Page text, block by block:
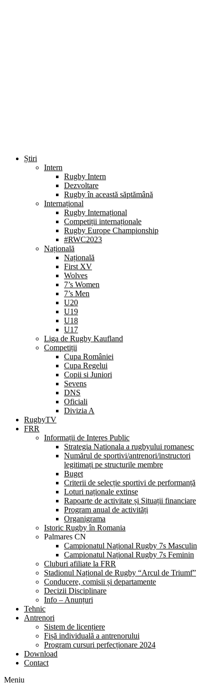
Știri
Intern
Rugby Intern
Dezvoltare
Rugby în această săptămână
Internațional
Rugby Internațional
Competiții internaționale
Rugby Europe Championship
#RWC2023
Națională
Națională
First XV
Wolves
7’s Women
7’s Men
U20
U19
U18
U17
Liga de Rugby Kaufland
Competiții
Cupa României
Cupa Regelui
Copii si Juniori
Sevens
DNS
Oficiali
Divizia A
RugbyTV
FRR
Informații de Interes Public
Strategia Nationala a rugbyului romanesc
Numărul de sportivi/antrenori/instructori
legitimați pe structurile membre
Buget
Criterii de selecție sportivi de performanță
Loturi naționale extinse
Rapoarte de activitate și Situații financiare
Program anual de activități
Organigrama
Istoric Rugby în Romania
Palmares CN
Campionatul Național Rugby 7s Masculin
Campionatul Național Rugby 7s Feminin
Cluburi afiliate la FRR
Stadionul Național de Rugby “Arcul de Triumf”
Conducere, comisii și departamente
Decizii Disciplinare
Info – Anunțuri
Tehnic
Antrenori
Sistem de licențiere
Fișă individuală a antrenorului
Program cursuri perfecționare 2024
Download
Contact
Meniu